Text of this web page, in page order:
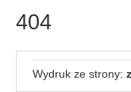
404
Wydruk ze strony: